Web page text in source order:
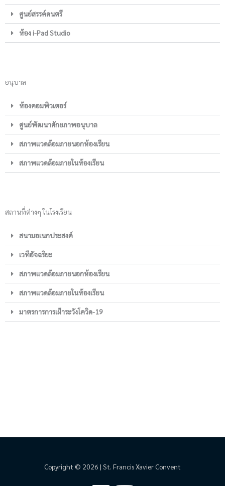
ศูนย์สรรค์ดนตรี
ห้อง i-Pad Studio
อนุบาล
ห้องคอมพิวเตอร์
ศูนย์พัฒนาศักยภาพอนุบาล
สภาพแวดล้อมภายนอกห้องเรียน
สภาพแวดล้อมภายในห้องเรียน
สถานที่ต่างๆ ในโรงเรียน
สนามอเนกประสงค์
เวทีอัจฉริยะ
สภาพแวดล้อมภายนอกห้องเรียน
สภาพแวดล้อมภายในห้องเรียน
มาตรการการเฝ้าระวังโควิด-19
Copyright © 2026 | St. Francis Xavier Convent